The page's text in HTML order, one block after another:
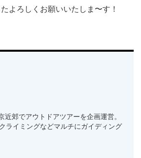
よろしくお願いいたしま〜す！
郊でアウトドアツアーを企画運営。
ライミングなどマルチにガイディング